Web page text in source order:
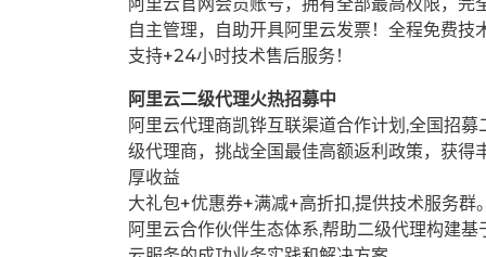
阿里云官网会员账号，拥有全部最高权限，完
自主管理，自助开具阿里云发票！全程免费技
支持+24小时技术售后服务！
阿里云二级代理火热招募中
阿里云代理商凯铧互联渠道合作计划,全国招募
级代理商，挑战全国最佳高额返利政策，获得
厚收益
大礼包+优惠券+满减+高折扣,提供技术服务群。
阿里云合作伙伴生态体系,帮助二级代理构建基